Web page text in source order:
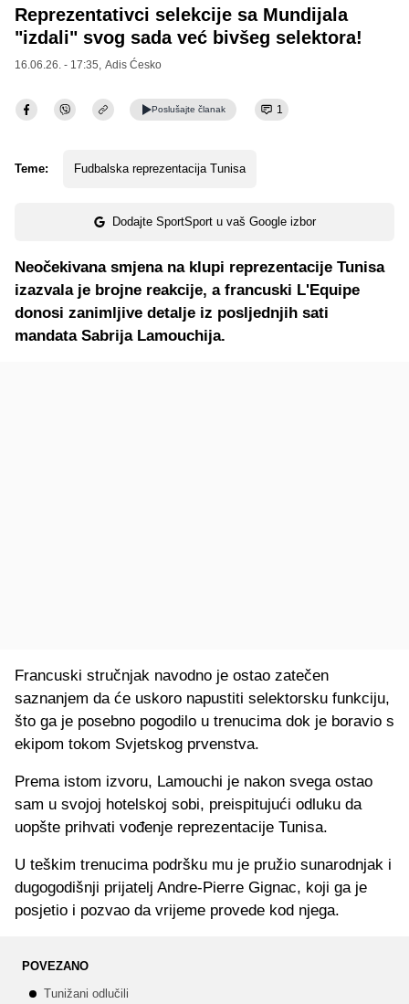
Reprezentativci selekcije sa Mundijala
"izdali" svog sada već bivšeg selektora!
16.06.26. - 17:35, Adis Ćesko
Poslušajte članak 1
Teme: Fudbalska reprezentacija Tunisa
Dodajte SportSport u vaš Google izbor
Neočekivana smjena na klupi reprezentacije Tunisa
izazvala je brojne reakcije, a francuski L'Equipe
donosi zanimljive detalje iz posljednjih sati
mandata Sabrija Lamouchija.
Francuski stručnjak navodno je ostao zatečen
saznanjem da će uskoro napustiti selektorsku funkciju,
što ga je posebno pogodilo u trenucima dok je boravio s
ekipom tokom Svjetskog prvenstva.
Prema istom izvoru, Lamouchi je nakon svega ostao
sam u svojoj hotelskoj sobi, preispitujući odluku da
uopšte prihvati vođenje reprezentacije Tunisa.
U teškim trenucima podršku mu je pružio sunarodnjak i
dugogodišnji prijatelj Andre-Pierre Gignac, koji ga je
posjetio i pozvao da vrijeme provede kod njega.
POVEZANO
Tunižani odlučili